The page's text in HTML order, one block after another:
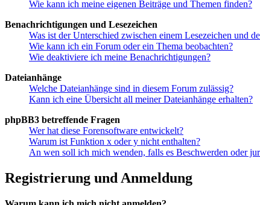
Wie kann ich meine eigenen Beiträge und Themen finden?
Benachrichtigungen und Lesezeichen
Was ist der Unterschied zwischen einem Lesezeichen und
Wie kann ich ein Forum oder ein Thema beobachten?
Wie deaktiviere ich meine Benachrichtigungen?
Dateianhänge
Welche Dateianhänge sind in diesem Forum zulässig?
Kann ich eine Übersicht all meiner Dateianhänge erhalten?
phpBB3 betreffende Fragen
Wer hat diese Forensoftware entwickelt?
Warum ist Funktion x oder y nicht enthalten?
An wen soll ich mich wenden, falls es Beschwerden oder
Registrierung und Anmeldung